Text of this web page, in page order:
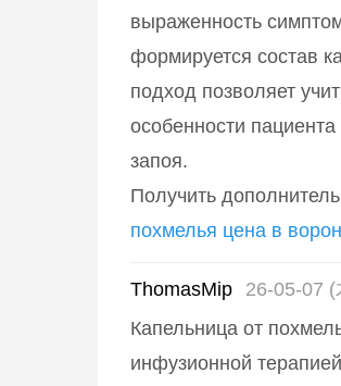
выраженность
формируется состав
подход позволяет
особенности
запоя.
Получить
похмелья цена в
ThomasMip
26-05-07 (
Капельница от
инфузионной